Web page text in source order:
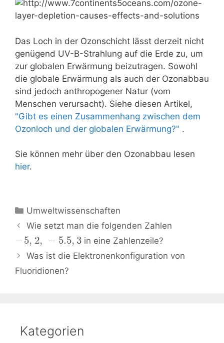
Das Loch in der Ozonschicht lässt derzeit nicht
genügend UV-B-Strahlung auf die Erde zu, um
zur globalen Erwärmung beizutragen. Sowohl
die globale Erwärmung als auch der Ozonabbau
sind jedoch anthropogener Natur (vom
Menschen verursacht). Siehe diesen Artikel,
"Gibt es einen Zusammenhang zwischen dem
Ozonloch und der globalen Erwärmung?" .
Sie können mehr über den Ozonabbau lesen
hier.
Kategorien
Umweltwissenschaften
Beitrags-
Navigation
Wie setzt man die folgenden Zahlen
−5, 2, − 5.5, 3 in eine Zahlenzeile?
Was ist die Elektronenkonfiguration von
Fluoridionen?
Kategorien